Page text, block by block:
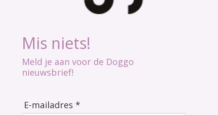
Mis niets!
Meld je aan voor de Doggo
nieuwsbrief!
E-mailadres *